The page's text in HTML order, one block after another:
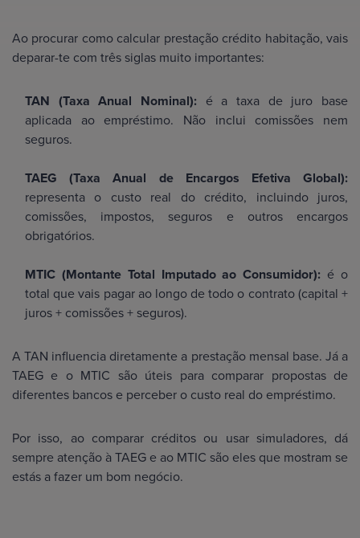
Ao procurar como calcular prestação crédito habitação, vais
deparar-te com três siglas muito importantes:
TAN (Taxa Anual Nominal): é a taxa de juro base
aplicada ao empréstimo. Não inclui comissões nem
seguros.
TAEG (Taxa Anual de Encargos Efetiva Global):
representa o custo real do crédito, incluindo juros,
comissões, impostos, seguros e outros encargos
obrigatórios.
MTIC (Montante Total Imputado ao Consumidor): é o
total que vais pagar ao longo de todo o contrato (capital +
juros + comissões + seguros).
A TAN influencia diretamente a prestação mensal base. Já a
TAEG e o MTIC são úteis para comparar propostas de
diferentes bancos e perceber o custo real do empréstimo.
Por isso, ao comparar créditos ou usar simuladores, dá
sempre atenção à TAEG e ao MTIC são eles que mostram se
estás a fazer um bom negócio.